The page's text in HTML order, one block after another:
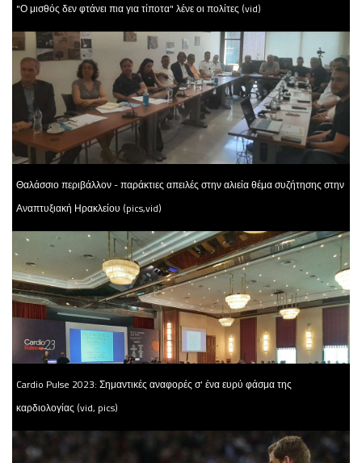
"Ο μισθός δεν φτάνει πια για τίποτα" λένε οι πολίτες (vid)
Θαλάσσιο περιβάλλον - παράκτιες απειλές στην αλιεία θέμα συζήτησης στην
Αναπτυξιακή Ηρακλείου (pics,vid)
Cardio Pulse 2023: Σημαντικές αναφορές σ’ ένα ευρύ φάσμα της
καρδιολογίας (vid, pics)